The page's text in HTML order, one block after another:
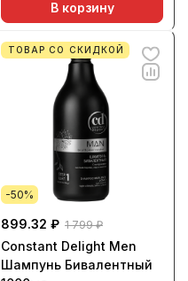
В корзину
ТОВАР СО СКИДКОЙ
-50%
899.32 ₽ 1 799 ₽
Constant Delight Men
Шампунь Бивалентный